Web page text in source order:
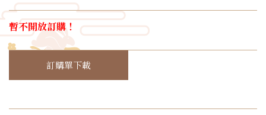
暫不開放訂購！
訂購單下載